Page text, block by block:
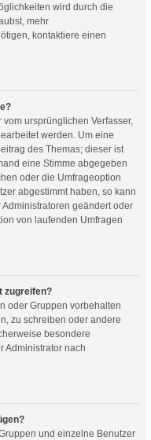
wird durch die
mehr
kontaktiere einen
ursprünglichen Verfasser,
werden. Um eine
des Themas; dieser ist
eine Stimme abgegeben
oder die Umfrageoption
abgestimmt haben, so kann
geändert oder
von laufenden Umfragen
zugreifen?
oder Gruppen vorbehalten
zu schreiben oder andere
besondere
Administrator nach
und einzelne Benutzer